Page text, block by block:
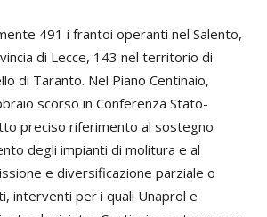
491 i frantoi operanti nel Salento,
di Lecce, 143 nel territorio di
di Taranto. Nel Piano Centinaio,
scorso in Conferenza Stato-
preciso riferimento al sostegno
degli impianti di molitura e al
e diversificazione parziale o
interventi per i quali Unaprol e